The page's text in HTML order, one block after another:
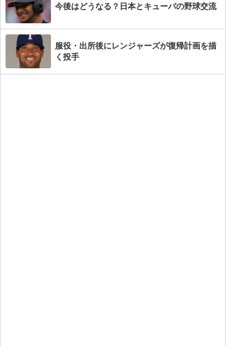
今後はどうなる？日本とキューバの野球交流
服役・出所後にレンジャーズが復帰計画を描
く投手